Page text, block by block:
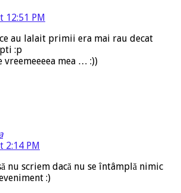
12:51 PM
au lalait primii era mai rau decat
:p
vreemeeeea mea … :))
2:14 PM
nu scriem dacă nu se întâmplă nimic
:)